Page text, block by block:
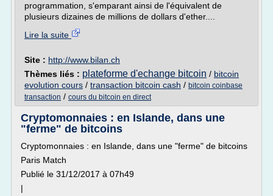
programmation, s'emparant ainsi de l'équivalent de
plusieurs dizaines de millions de dollars d'ether....
Lire la suite
Site : http://www.bilan.ch
Thèmes liés : plateforme d'echange bitcoin / bitcoin
evolution cours / transaction bitcoin cash / bitcoin coinbase
transaction / cours du bitcoin en direct
Cryptomonnaies : en Islande, dans une
"ferme" de bitcoins
Cryptomonnaies : en Islande, dans une "ferme" de bitcoins
Paris Match
Publié le 31/12/2017 à 07h49
|